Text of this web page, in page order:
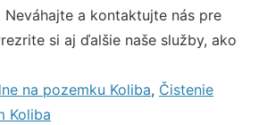
Neváhajte a kontaktujte nás pre
si aj ďalšie naše služby, ako
na pozemku Koliba, Čistenie
Koliba